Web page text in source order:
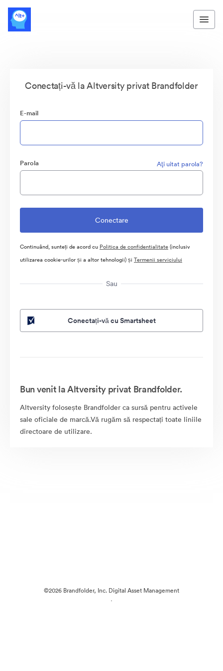
Conectați-vă la Altversity privat Brandfolder
E-mail
Parola Aţi uitat parola?
Continuând, sunteți de acord cu Politica de confidentialitate(inclusiv
utilizarea cookie-urilor și a altor tehnologii) și Termenii serviciului
Sau
Conectați-vă cu Smartsheet
Bun venit la Altversity privat Brandfolder.
Altversity folosește Brandfolder ca sursă pentru activele
sale oficiale de marcă.Vă rugăm să respectați toate liniile
directoare de utilizare.
©2026 Brandfolder, Inc. Digital Asset Management
·